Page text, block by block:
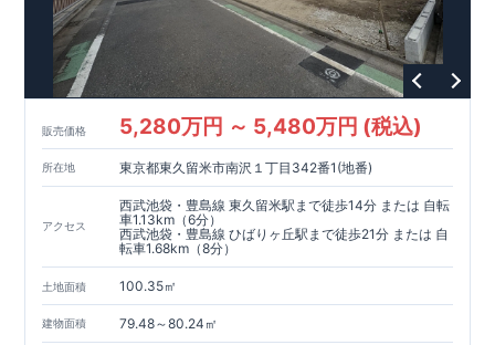
販売価格 5,280万円 ～ 5,480万円 (税込)
所在地 東京都東久留米市南沢１丁目342番1(地番)
アクセス
西武池袋・豊島線 東久留米駅まで徒歩14分 または 自転
車1.13km（6分）
西武池袋・豊島線 ひばりヶ丘駅まで徒歩21分 または 自
転車1.68km（8分）
土地面積 100.35㎡
建物面積 79.48～80.24㎡